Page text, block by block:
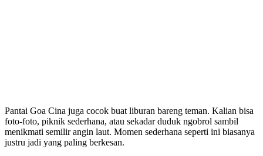
Pantai Goa Cina juga cocok buat liburan bareng teman. Kalian bisa
foto-foto, piknik sederhana, atau sekadar duduk ngobrol sambil
menikmati semilir angin laut. Momen sederhana seperti ini biasanya
justru jadi yang paling berkesan.